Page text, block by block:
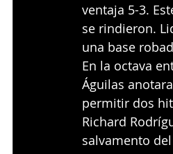
ventaja 5-3.
se rindieron.
una base
En la octava
Águilas
permitir dos
Richard
salvamento